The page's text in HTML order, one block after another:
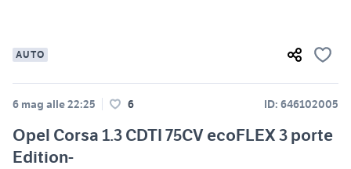
AUTO
6 mag alle 22:25 6 ID: 646102005
Opel Corsa 1.3 CDTI 75CV ecoFLEX 3 porte
Edition-